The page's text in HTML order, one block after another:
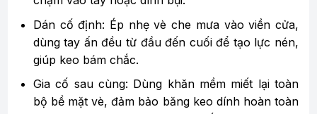
Dán cố định: Ép nhẹ vè che mưa vào viền cửa,
dùng tay ấn đều từ đầu đến cuối để tạo lực nén,
giúp keo bám chắc.
Gia cố sau cùng: Dùng khăn mềm miết lại toàn
bộ bề mặt vè, đảm bảo băng keo dính hoàn toàn